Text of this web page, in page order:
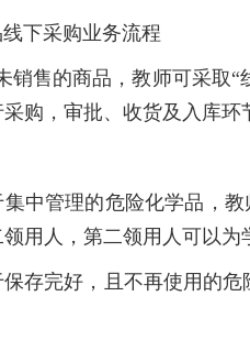
下采购业务流程
销售的商品，教师可采取
购，审批、收货及入库环
中管理的危险化学品，
用人，第二领用人可以
存完好，且不再使用的